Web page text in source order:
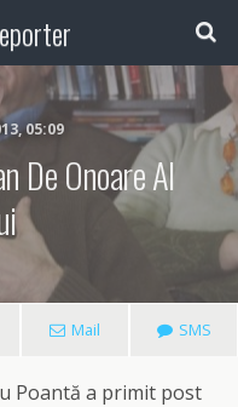
05:09
De Onoare Al
Mail SMS
Poantă a primit post